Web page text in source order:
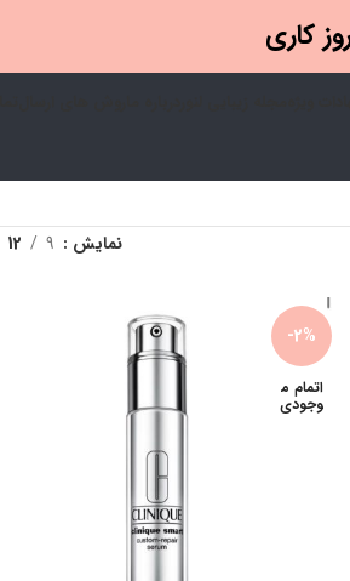
نمایش 9
12
-2%
اتمام م
وجودی